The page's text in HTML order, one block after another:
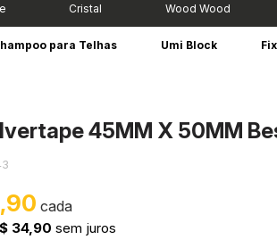
Cristal Wood Wood
para Telhas Umi Block
45MM X 50MM
34,90 sem juros